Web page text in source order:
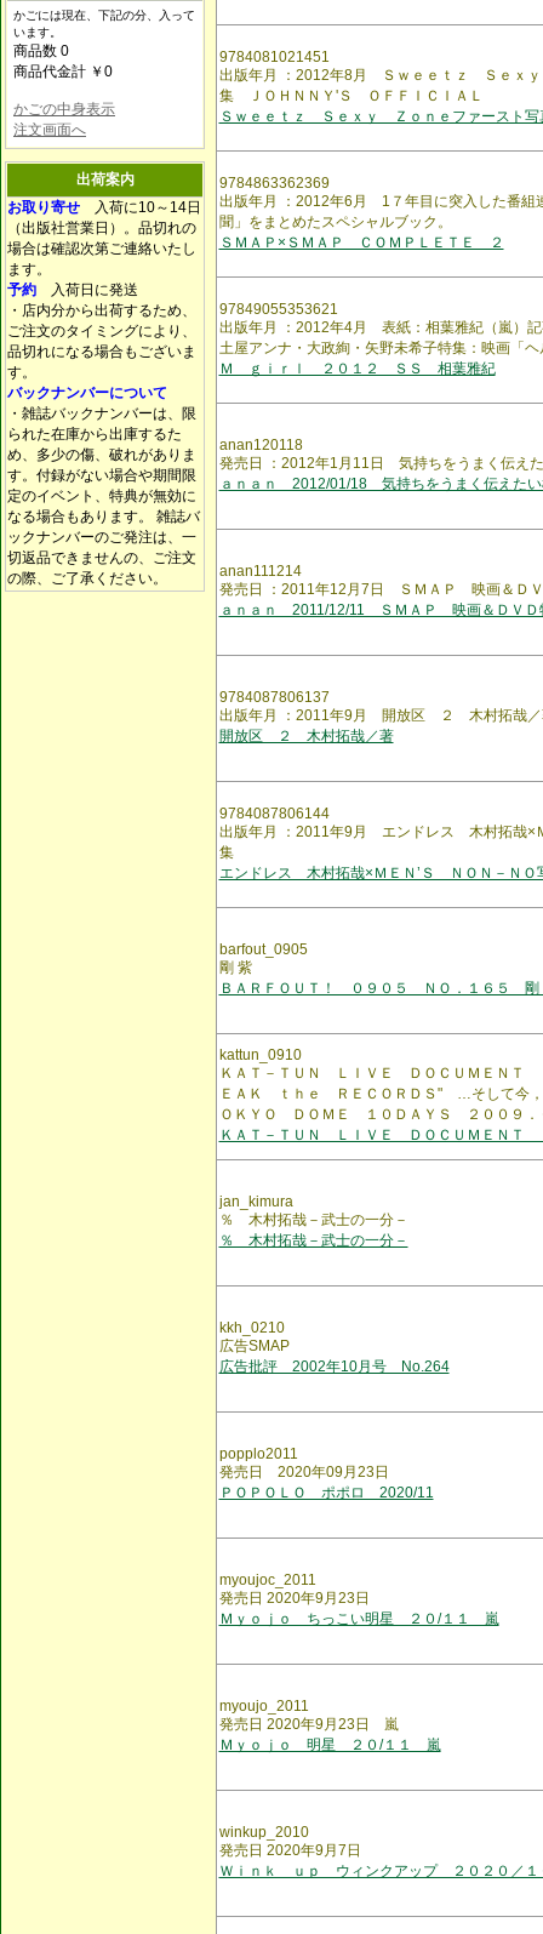
かごには現在、下記の分、入って
います。
商品数 0
商品代金計 ￥0
かごの中身表示
注文画面へ
出荷案内
お取り寄せ 入荷に10～14日
（出版社営業日）。品切れの
場合は確認次第ご連絡いたし
ます。
予約 入荷日に発送
・店内分から出荷するため、
ご注文のタイミングにより、
品切れになる場合もございま
す。
バックナンバーについて
・雑誌バックナンバーは、限
られた在庫から出庫するた
め、多少の傷、破れがありま
す。付録がない場合や期間限
定のイベント、特典が無効に
なる場合もあります。 雑誌バ
ックナンバーのご発注は、一
切返品できませんの、ご注文
の際、ご了承ください。
9784081021451
出版年月 ：2012年8月 Ｓｗｅｅｔｚ Ｓｅｘ
集 ＪＯＨＮＮＹ'Ｓ ＯＦＦＩＣＩＡＬ
Ｓｗｅｅｔｚ Ｓｅｘｙ Ｚｏｎｅファースト写
9784863362369
出版年月 ：2012年6月 1７年目に突入した番組
聞」をまとめたスペシャルブック。
ＳＭＡＰ×ＳＭＡＰ ＣＯＭＰＬＥＴＥ ２
97849055353621
出版年月 ：2012年4月 表紙：相葉雅紀（嵐）
土屋アンナ・大政絢・矢野未希子特集：映画「
Ｍ ｇｉｒｌ ２０１２ ＳＳ 相葉雅紀
anan120118
発売日 ：2012年1月11日 気持ちをうまく伝え
ａｎａｎ 2012/01/18 気持ちをうまく伝えたい
anan111214
発売日 ：2011年12月7日 ＳＭＡＰ 映画＆Ｄ
ａｎａｎ 2011/12/11 ＳＭＡＰ 映画＆ＤＶＤ
9784087806137
出版年月 ：2011年9月 開放区 ２ 木村拓哉／
開放区 ２ 木村拓哉／著
9784087806144
出版年月 ：2011年9月 エンドレス 木村拓哉×
集
エンドレス 木村拓哉×ＭＥＮ’Ｓ ＮＯＮ－ＮＯ
barfout_0905
剛 紫
ＢＡＲＦＯＵＴ！ ０９０５ ＮＯ．１６５ 剛
kattun_0910
ＫＡＴ－ＴＵＮ ＬＩＶＥ ＤＯＣＵＭＥＮＴ
ＥＡＫ ｔｈｅ ＲＥＣＯＲＤＳ" …そして今
ＯＫＹＯ ＤＯＭＥ １０ＤＡＹＳ ２００９．
ＫＡＴ－ＴＵＮ ＬＩＶＥ ＤＯＣＵＭＥＮＴ
jan_kimura
％ 木村拓哉－武士の一分－
％ 木村拓哉－武士の一分－
kkh_0210
広告SMAP
広告批評 2002年10月号 No.264
popplo2011
発売日 2020年09月23日
ＰＯＰＯＬＯ ポポロ 2020/11
myoujoc_2011
発売日 2020年9月23日
Ｍｙｏｊｏ ちっこい明星 ２０/１１ 嵐
myoujo_2011
発売日 2020年9月23日 嵐
Ｍｙｏｊｏ 明星 ２０/１１ 嵐
winkup_2010
発売日 2020年9月7日
Ｗｉｎｋ ｕｐ ウィンクアップ ２０２０／１